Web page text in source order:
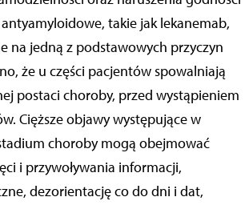
takie jak lekanemab,
na jedną z podstawowych przyczyn
że u części pacjentów spowalniają
postaci choroby, przed wystąpieniem
Cięższe objawy występujące w
choroby mogą obejmować
i przywoływania informacji,
dezorientację co do dni i dat,